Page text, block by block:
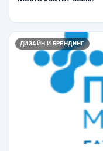
ДИЗАЙН И БРЕНДИНГ